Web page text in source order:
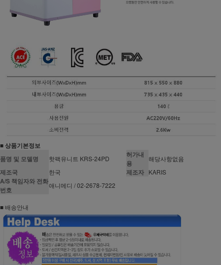
■ 상품기본정보
품명 및 모델명
핫팩유니트 KRS-24PD
허가내
용
해당사항없음
제조국 한국 제조자 KARIS
A/S 책임자와 전화
번호
애니메디 / 02-2678-7222
■ 배송안내